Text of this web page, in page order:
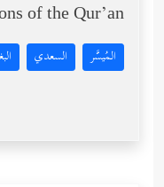
of the Qur’an:
المُيسَّر السعدي